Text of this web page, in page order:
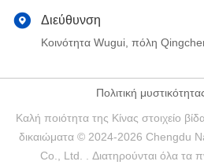
Διεύθυνση
Κοινότητα Wugui, πόλη
Πολιτική
Καλή ποιότητα της Κίνας στοιχείο
δικαιώματα © 2024-2026 Chengdu
Co., Ltd. . Διατηρούνται όλα τα